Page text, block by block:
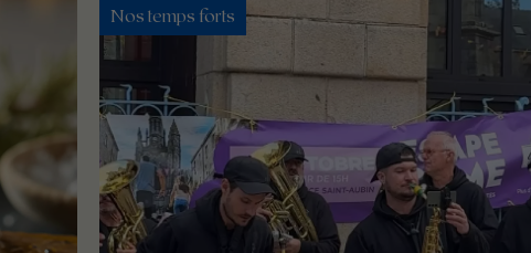
Nos temps forts